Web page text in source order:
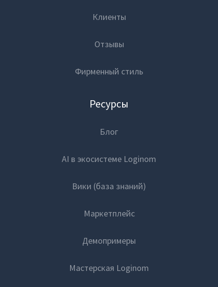
Клиенты
Отзывы
Фирменный стиль
Ресурсы
Блог
AI в экосистеме Loginom
Вики (база знаний)
Маркетплейс
Демопримеры
Мастерская Loginom